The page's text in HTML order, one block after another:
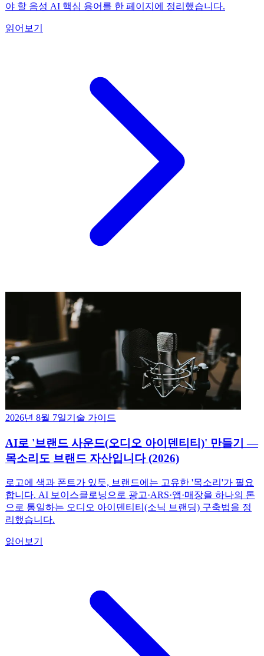
야 할 음성 AI 핵심 용어를 한 페이지에 정리했습니다.
읽어보기
2026년 8월 7일기술 가이드
AI로 '브랜드 사운드(오디오 아이덴티티)' 만들기 —
목소리도 브랜드 자산입니다 (2026)
로고에 색과 폰트가 있듯, 브랜드에는 고유한 '목소리'가 필요
합니다. AI 보이스클로닝으로 광고·ARS·앱·매장을 하나의 톤
으로 통일하는 오디오 아이덴티티(소닉 브랜딩) 구축법을 정
리했습니다.
읽어보기